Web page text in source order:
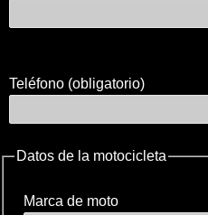
Teléfono (obligatorio)
Datos de la motocicleta
Marca de moto